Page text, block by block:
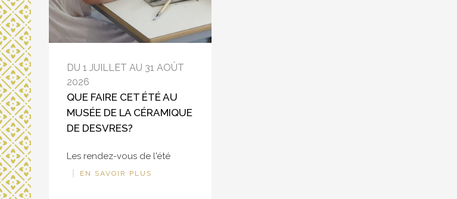
DU 1 JUILLET AU 31 AOÛT
2026
QUE FAIRE CET ÉTÉ AU
MUSÉE DE LA CÉRAMIQUE
DE DESVRES?
Les rendez-vous de l'été
EN SAVOIR PLUS